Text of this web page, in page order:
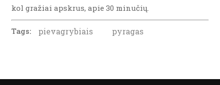
kol gražiai apskrus, apie 30 minučių.
Tags: pievagrybiais pyragas